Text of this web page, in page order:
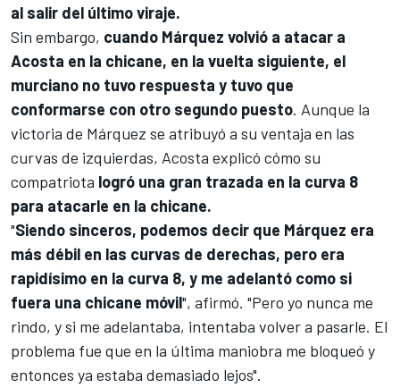
al salir del último viraje.
Sin embargo, cuando Márquez volvió a atacar a
Acosta en la chicane, en la vuelta siguiente, el
murciano no tuvo respuesta y tuvo que
conformarse con otro segundo puesto. Aunque la
victoria de Márquez se atribuyó a su ventaja en las
curvas de izquierdas, Acosta explicó cómo su
compatriota logró una gran trazada en la curva 8
para atacarle en la chicane.
"Siendo sinceros, podemos decir que Márquez era
más débil en las curvas de derechas, pero era
rapidísimo en la curva 8, y me adelantó como si
fuera una chicane móvil", afirmó. "Pero yo nunca me
rindo, y si me adelantaba, intentaba volver a pasarle. El
problema fue que en la última maniobra me bloqueó y
entonces ya estaba demasiado lejos".